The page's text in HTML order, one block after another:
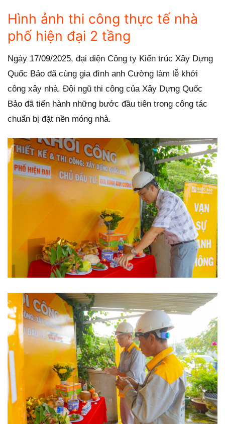
Hình ảnh thi công thực tế nhà
phố hiện đại 2 tầng
Ngày 17/09/2025, đại diện Công ty Kiến trúc Xây Dựng
Quốc Bảo đã cùng gia đình anh Cường làm lễ khởi
công xây nhà. Đội ngũ thi công của Xây Dựng Quốc
Bảo đã tiến hành những bước đầu tiên trong công tác
chuẩn bị đặt nền móng nhà.